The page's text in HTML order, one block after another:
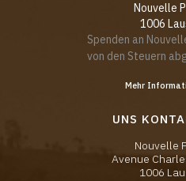
Nouvelle
1006
Spenden an
von den Steuern
Mehr
UNS
Nouvelle
Avenue
1006